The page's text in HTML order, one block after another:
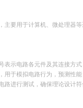
主要用于计算机、微处理器等
表示电路各元件及其连接方式
用于模拟电路行为，预测性能
路进行测试，确保理论设计符